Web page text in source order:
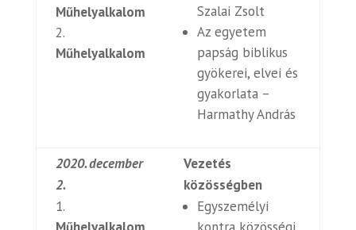
Műhelyalkalom
Műhelyalkalom
Szalai Zsolt
Az egyetem
papság biblikus
gyökerei, elvei és
gyakorlata –
Harmathy András
2020. december
2.
Vezetés
közösségben
Egyszemélyi